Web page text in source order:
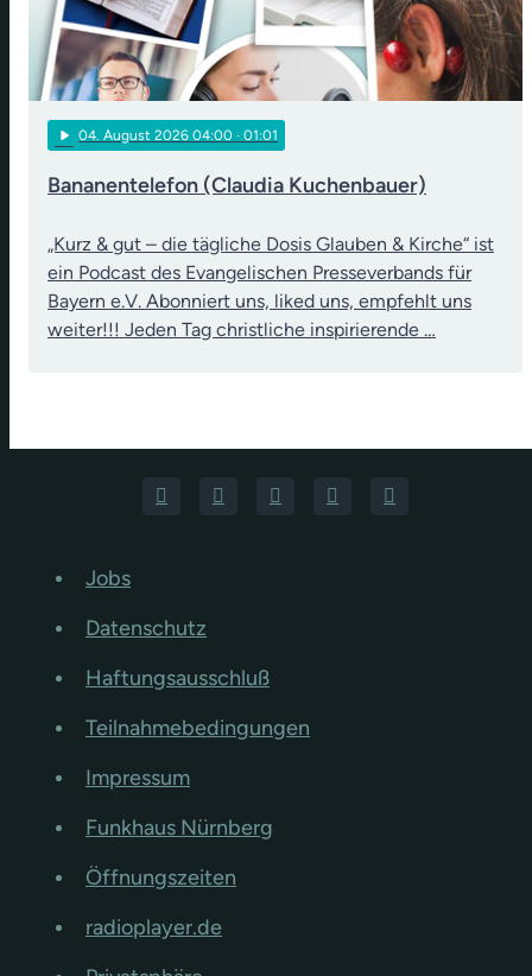
play_arrow 04. August 2026 04:00 · 01:01
Bananentelefon (Claudia Kuchenbauer)
„Kurz & gut – die tägliche Dosis Glauben & Kirche“ ist
ein Podcast des Evangelischen Presseverbands für
Bayern e.V. Abonniert uns, liked uns, empfehlt uns
weiter!!! Jeden Tag christliche inspirierende …
Jobs
Datenschutz
Haftungsausschluß
Teilnahmebedingungen
Impressum
Funkhaus Nürnberg
Öffnungszeiten
radioplayer.de